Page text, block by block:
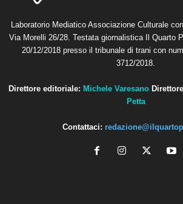
Laboratorio Mediatico Associazione Culturale
Via Morelli 26/28. Testata giornalistica Il Quarto
20/12/2018 presso il tribunale di trani con
3712/2018.
Direttore editoriale: Michele Varesano
Petta
Contattaci: